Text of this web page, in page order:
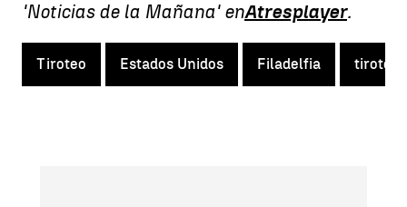
'Noticias de la Mañana' enAtresplayer.
Tiroteo Estados Unidos Filadelfia tiroteo